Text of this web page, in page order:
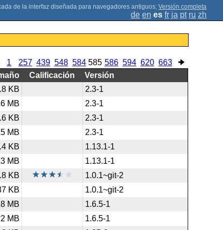
; Versión completa
de en es fr ja pt ru zh
1 257 439 548 584 585 586 594 620 663
Calificación
Versión
KB
2.3-1
MB
2.3-1
KB
2.3-1
MB
2.3-1
KB
1.13.1-1
MB
1.13.1-1
KB
1.0.1~git-2
KB
1.0.1~git-2
MB
1.6.5-1
MB
1.6.5-1